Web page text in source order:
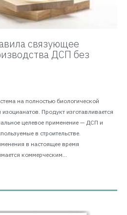
связующее
ДСП без
на полностью биологической
Продукт изготавливается
целевое применение — ДСП и
в строительстве.
в настоящее время
коммерческим...